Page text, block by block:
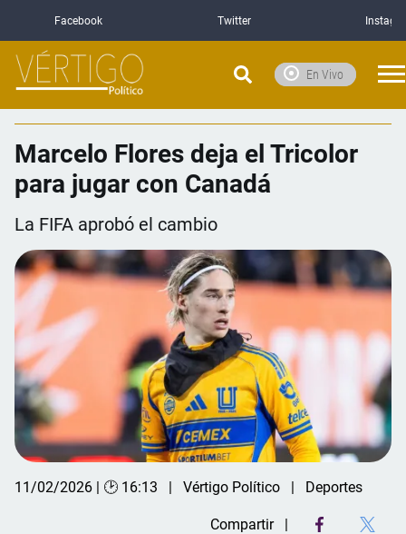
Facebook Twitter
En Vivo
Marcelo Flores deja el Tricolor
para jugar con Canadá
La FIFA aprobó el cambio
11/02/2026 | 🕑 16:13 Vértigo Político Deportes
Compartir